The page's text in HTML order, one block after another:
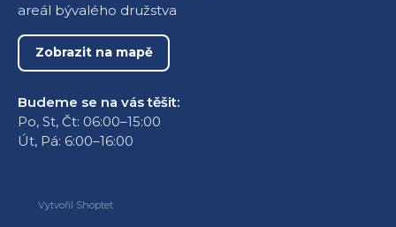
areál bývalého družstva
Zobrazit na mapě
Budeme se na vás těšit:
Po, St, Čt: 06:00–15:00
Út, Pá: 6:00–16:00
Vytvořil Shoptet